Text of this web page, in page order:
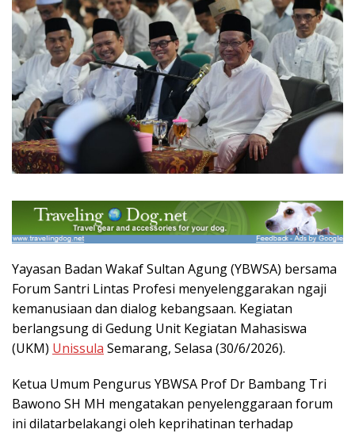
Yayasan Badan Wakaf Sultan Agung (YBWSA) bersama
Forum Santri Lintas Profesi menyelenggarakan ngaji
kemanusiaan dan dialog kebangsaan. Kegiatan
berlangsung di Gedung Unit Kegiatan Mahasiswa
(UKM) Unissula Semarang, Selasa (30/6/2026).
Ketua Umum Pengurus YBWSA Prof Dr Bambang Tri
Bawono SH MH mengatakan penyelenggaraan forum
ini dilatarbelakangi oleh keprihatinan terhadap